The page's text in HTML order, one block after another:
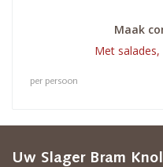
Maak
Met
per persoon
Uw Slager Bram Knol